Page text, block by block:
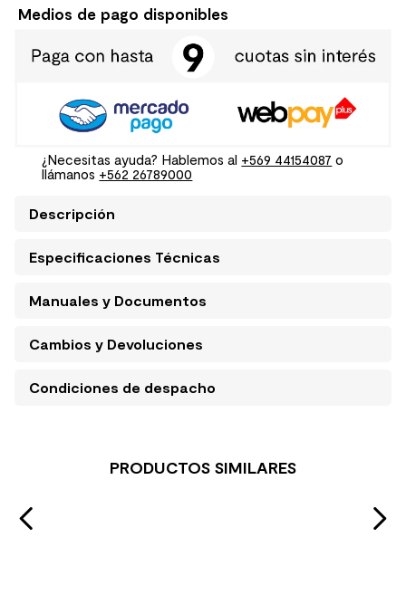
Medios de pago disponibles
¿Necesitas ayuda? Hablemos al +569 44154087 o
llámanos +562 26789000
Descripción
Especificaciones Técnicas
Manuales y Documentos
Cambios y Devoluciones
Condiciones de despacho
PRODUCTOS SIMILARES